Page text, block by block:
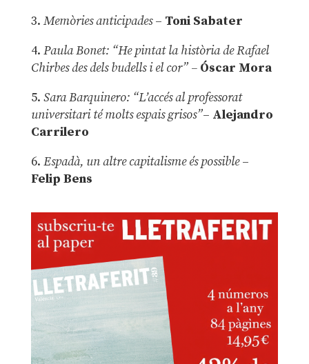
3. Memòries anticipades– Toni Sabater
4. Paula Bonet: “He pintat la història de Rafael
Chirbes des dels budells i el cor” –Óscar Mora
5. Sara Barquinero: “L’accés al professorat
universitari té molts espais grisos”– Alejandro
Carrilero
6. Espadà, un altre capitalisme és possible –
Felip Bens